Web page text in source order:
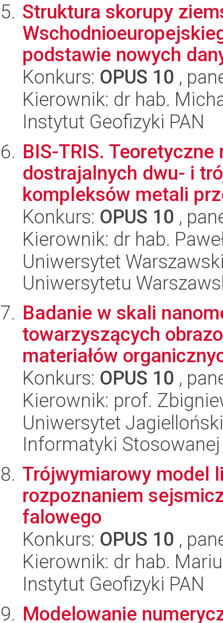
Struktura skorupy
podstawie nowych
Konkurs: OPUS 10 ,
Kierownik: dr hab.
Instytut Geofizyki PAN
BIS-TRIS.
dostrajalnych dwu- i
kompleksów metali
Konkurs: OPUS 10 ,
Kierownik: dr hab.
Uniwersytet
Uniwersytetu
Badanie w skali
towarzyszących
materiałów
Konkurs: OPUS 10 ,
Kierownik: prof.
Uniwersytet
Informatyki Stosowanej
Trójwymiarowy model
rozpoznaniem
falowego
Konkurs: OPUS 10 ,
Kierownik: dr hab.
Instytut Geofizyki PAN
Modelowanie